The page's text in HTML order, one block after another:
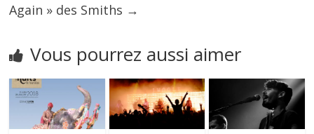
Again » des Smiths →
Vous pourrez aussi aimer